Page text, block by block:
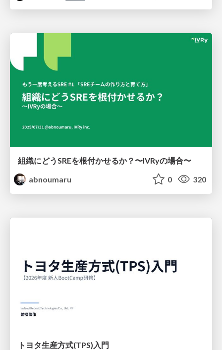
組織にどうSREを根付かせるか？〜IVRyの場合〜
abnoumaru
0 320
トヨタ⽣産⽅式(TPS)⼊⾨